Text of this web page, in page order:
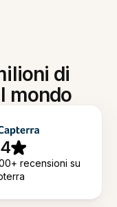
di
mondo
recensioni su